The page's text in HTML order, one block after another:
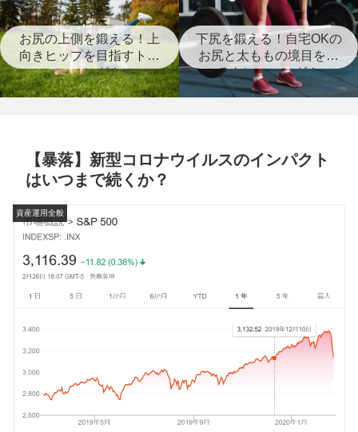
お尻の上側を鍛える！上
向きヒップを目指すトレ
ーニング！
下尻を鍛える！自宅OKの
お尻と太ももの境目を作
るトレーニング！
【暴落】新型コロナウイルスのインパクト
はいつまで続くか？
資産運用全般